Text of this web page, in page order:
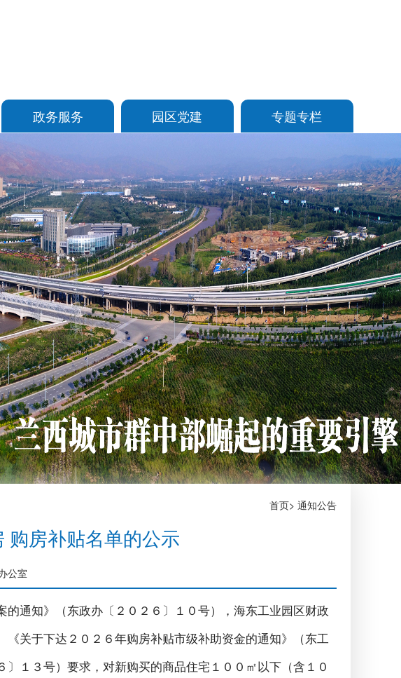
政务服务 园区党建 专题专栏
首页> 通知公告
购房补贴名单的公示
公室
通知》（东政办〔２０２６〕１０号），海东工业园区财政
关于下达２０２６年购房补贴市级补助资金的通知》（东工
１３号）要求，对新购买的商品住宅１００㎡以下（含１０